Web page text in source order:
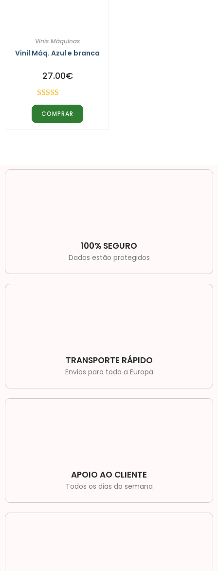
Vinís Máquinas
Vinil Máq. Azul e branca
27.00€
Avaliação
4.00de 5
COMPRAR
100% SEGURO
Dados estão protegidos
TRANSPORTE RÁPIDO
Envios para toda a Europa
APOIO AO CLIENTE
Todos os dias da semana